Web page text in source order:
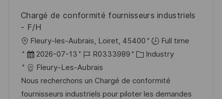
c
u
n
g
e
f
f
Chargé de conformité fournisseurs industriels
- F/H
O
r
t
Fleury-les-Aubrais, Loiret, 45400
Full time
D
a
t
u
2026-07-13
J
o
b
-
R0333989
K
t
e
Industry
Fleury-Les-Aubrais
Nous recherchons un Chargé de conformité
fournisseurs industriels pour piloter les demandes